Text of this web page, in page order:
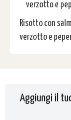
Risotto con
verzotto e
Aggiungi il